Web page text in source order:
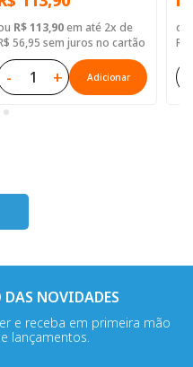
Rosa Duotone
R$ 113,90em até 2x de
56,95 sem juros no cartão
- + Adicionar
ou
R$
DAS NOVIDADES
e receba em primeira mão
lançamentos.